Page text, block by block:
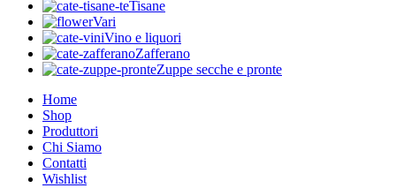
Tisane
Vari
Vino e liquori
Zafferano
Zuppe secche e pronte
Home
Shop
Produttori
Chi Siamo
Contatti
Wishlist